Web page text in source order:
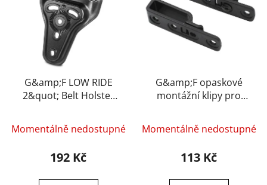
ů
G&amp;F LOW RIDE
2&quot; Belt Holster
Momentálně nedostupné
192 Kč
G&amp;F opaskové
montážní klipy pro
Černá
Momentálně nedostupné
113 Kč